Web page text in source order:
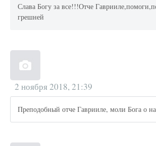
Слава Богу за все!!!Отче
грешней
2 ноября 2018, 21:39
Преподобный отче Гаврииле, моли Бога о